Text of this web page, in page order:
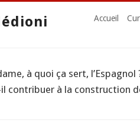
Accueil
à quoi ça sert,
contribuer à la construction